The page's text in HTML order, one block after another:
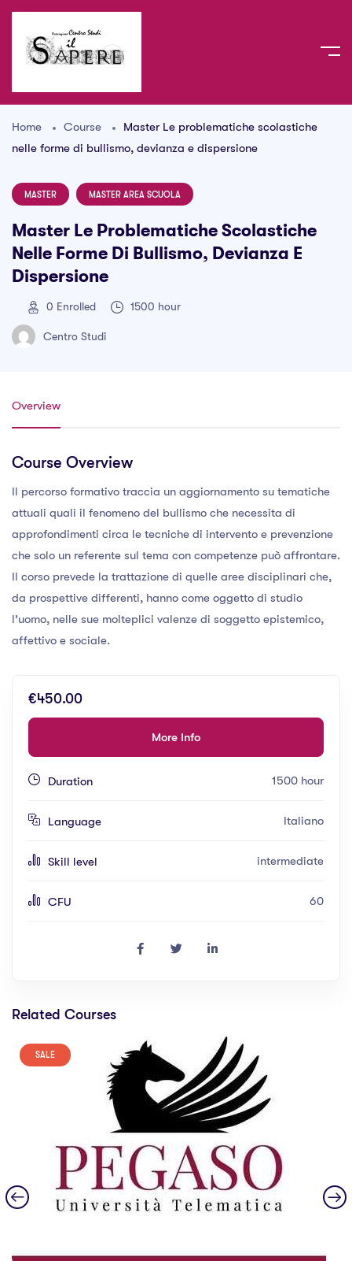
Home Course
Master Le problematiche scolastiche
nelle forme di bullismo, devianza e dispersione
MASTER MASTER AREA SCUOLA
Master Le Problematiche Scolastiche
Nelle Forme Di Bullismo, Devianza E
Dispersione
0 Enrolled 1500 hour
Centro Studi
Overview
Course Overview
Il percorso formativo traccia un aggiornamento su tematiche
attuali quali il fenomeno del bullismo che necessita di
approfondimenti circa le tecniche di intervento e prevenzione
che solo un referente sul tema con competenze può affrontare.
Il corso prevede la trattazione di quelle aree disciplinari che,
da prospettive differenti, hanno come oggetto di studio
l’uomo, nelle sue molteplici valenze di soggetto epistemico,
affettivo e sociale.
€450.00
More Info
Duration 1500 hour
Language Italiano
Skill level intermediate
CFU 60
Related Courses
SALE